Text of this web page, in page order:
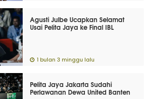
Agusti Julbe Ucapkan Selamat
Usai Pelita Jaya ke Final IBL
1 bulan 3 minggu lalu
Pelita Jaya Jakarta Sudahi
Perlawanan Dewa United Banten